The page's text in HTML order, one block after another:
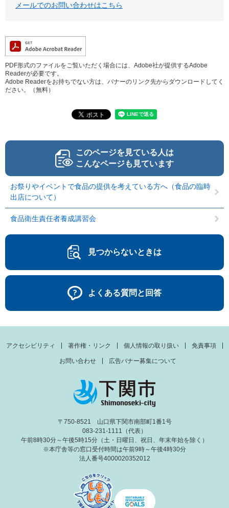
メールでのお問い合わせはこちら
PDF形式のファイルをご覧いただく場合には、Adobe社が提供するAdobe
Readerが必要です。
Adobe Readerをお持ちでない方は、バナーのリンク先からダウンロードしてく
ださい。（無料）
このページを見ている人は
こんなページも見ています
お祭りやイベントで食品の提供を考えている方へ（食品の臨時
出店について）
食品衛生責任者養成講習会
見つからないときは
よくある質問と回答
アクセシビリティ 著作権・リンク 個人情報の取り扱い 免責事項
お問い合わせ 広告バナー募集について
〒750-8521 山口県下関市南部町1番1号
083-231-1111（代表）
午前8時30分～午後5時15分（土・日曜日、祝日、年末年始を除く）
※本庁舎等の窓口受付時間は午前9時～午後4時30分
法人番号4000020352012